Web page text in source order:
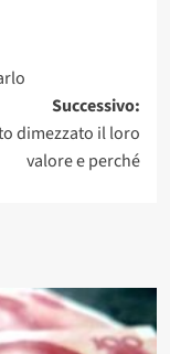
Successivo:
dimezzato il loro
valore e perché